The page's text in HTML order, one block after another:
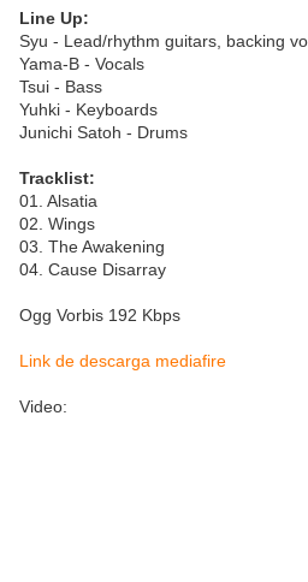
Line Up:
Syu - Lead/rhythm guitars, backing
Yama-B - Vocals
Tsui - Bass
Yuhki - Keyboards
Junichi Satoh - Drums
Tracklist:
01. Alsatia
02. Wings
03. The Awakening
04. Cause Disarray
Ogg Vorbis 192 Kbps
Link de descarga mediafire
Video: